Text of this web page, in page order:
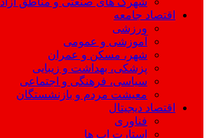
اقتصاد جامعه
ورزشی
آموزشی و عمومی
شهر، مسکن و عمران
پزشکی، بهداشت و زیبایی
سیاسی، فرهنگی و اجتماعی
معیشت مردم و بازنشستگان
اقتصاد دیجیتال
فناوری
استارت اپ ها